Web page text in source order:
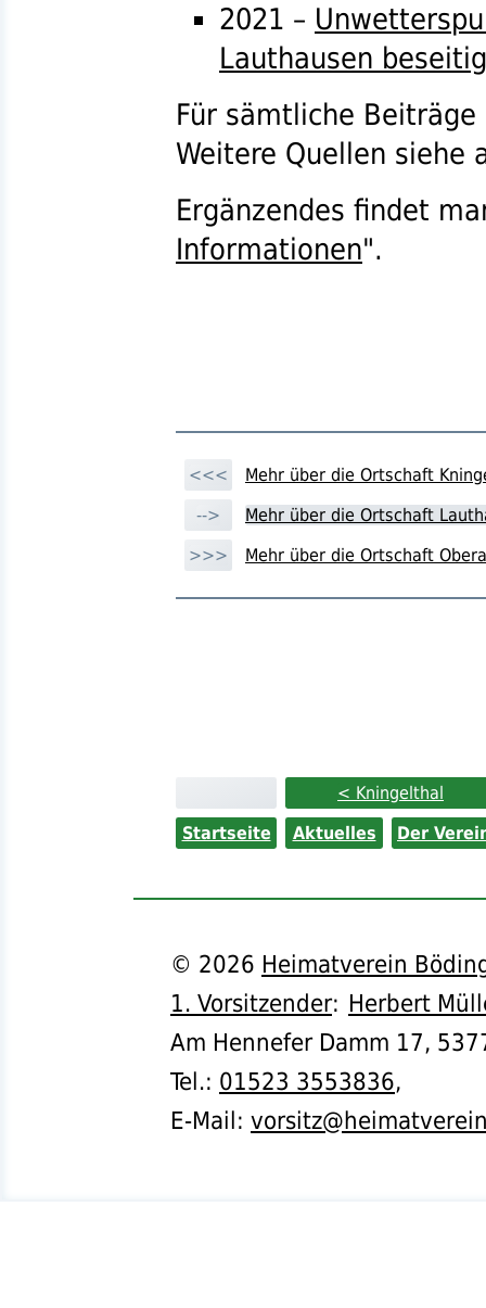
2021 –
Lauthausen
Für sämtliche
Weitere Quellen siehe
Ergänzendes findet
Informationen".
<<<
Mehr über die Ortschaft
-->
Mehr über die Ortschaft
>>>
Mehr über die Ortschaft
< Kningelthal
Startseite
Aktuelles Der
© 2026 Heimatverein
1. Vorsitzender: Herbert
Am Hennefer Damm 17,
Tel.: 01523 3553836,
E-Mail: